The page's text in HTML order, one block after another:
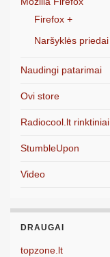
Firefox +
Naršyklės priedai
Naudingi patarimai
Ovi store
Radiocool.lt rinktiniai
StumbleUpon
Video
DRAUGAI
topzone.lt